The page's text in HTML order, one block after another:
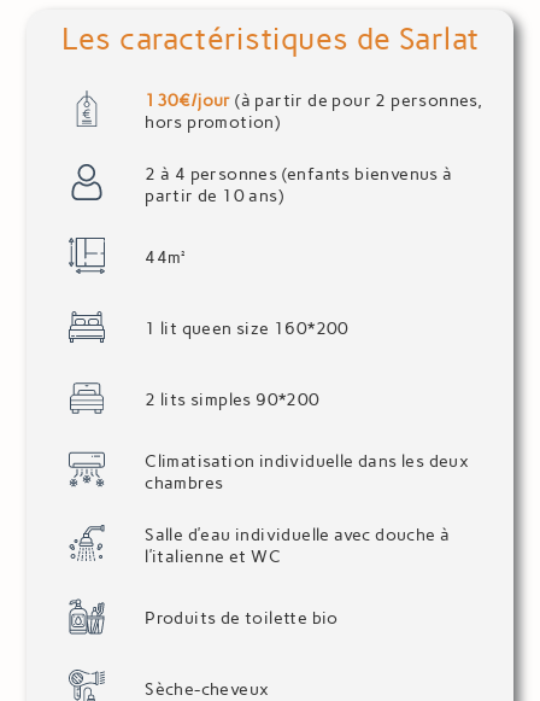
Les caractéristiques de Sarlat
130€/jour(à partir de pour 2 personnes,
hors promotion)
2 à 4 personnes (enfants bienvenus à
partir de 10 ans)
44m²
1 lit queen size 160*200
2 lits simples 90*200
Climatisation individuelle dans les deux
chambres
Salle d’eau individuelle avec douche à
l’italienne et WC
Produits de toilette bio
Sèche-cheveux